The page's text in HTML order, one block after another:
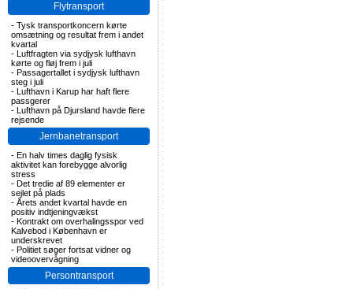
Flytransport
- Tysk transportkoncern kørte
omsætning og resultat frem i andet
kvartal
- Luftfragten via sydjysk lufthavn
kørte og fløj frem i juli
- Passagertallet i sydjysk lufthavn
steg i juli
- Lufthavn i Karup har haft flere
passgerer
- Lufthavn på Djursland havde flere
rejsende
Jernbanetransport
- En halv times daglig fysisk
aktivitet kan forebygge alvorlig
stress
- Det tredie af 89 elementer er
sejlet på plads
- Årets andet kvartal havde en
positiv indtjeningvækst
- Kontrakt om overhalingsspor ved
Kalvebod i København er
underskrevet
- Politiet søger fortsat vidner og
videoovervågning
Persontransport